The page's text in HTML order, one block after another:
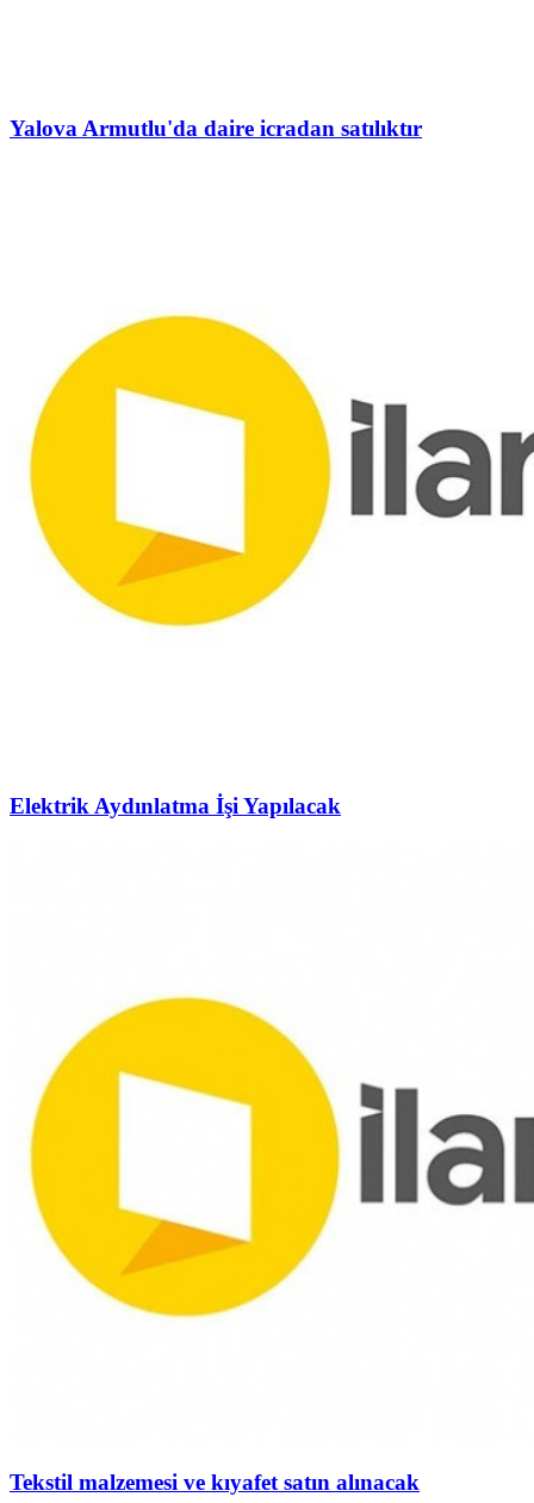
Yalova Armutlu'da daire icradan satılıktır
Elektrik Aydınlatma İşi Yapılacak
Tekstil malzemesi ve kıyafet satın alınacak